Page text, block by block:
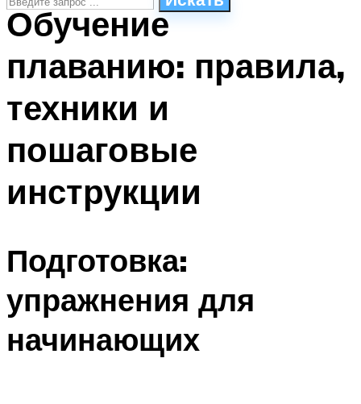
СТИЛИ ПЛАВАНЬЯ
ПЛАВАНЬЕ ДЛЯ ДЕТЕЙ
БАССЕЙН ДЛЯ ДОМА
МЕНЮ
Обучение
плаванию: правила,
техники и
пошаговые
инструкции
Подготовка:
упражнения для
начинающих